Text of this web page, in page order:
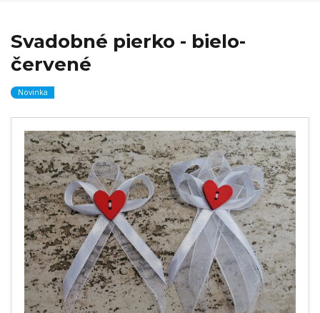
Svadobné pierko - bielo-
červené
Novinka